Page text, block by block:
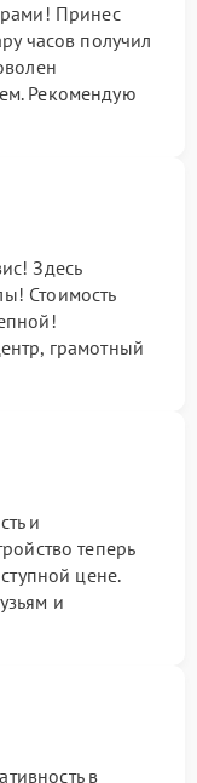
Принес
часов получил
Рекомендую
Здесь
Стоимость
грамотный
и
теперь
цене.
и
в